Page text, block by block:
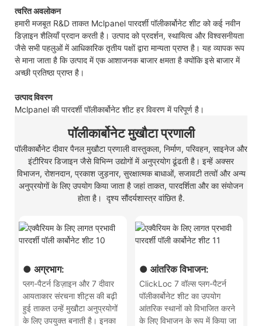
त्वरित अवलोकन
हमारी मजबूत R&D ताकत Mclpanel पारदर्शी पॉलीकार्बोनेट शीट को कई नवीन
डिज़ाइन शैलियाँ प्रदान करती है। उत्पाद को प्रदर्शन, स्थायित्व और विश्वसनीयता
जैसे सभी पहलुओं में आधिकारिक तृतीय पक्षों द्वारा मान्यता प्राप्त है। यह व्यापक रूप
से माना जाता है कि उत्पाद में एक आशाजनक बाजार क्षमता है क्योंकि इसे बाजार में
अच्छी प्रतिष्ठा प्राप्त है।
उत्पाद विवरण
Mclpanel की पारदर्शी पॉलीकार्बोनेट शीट हर विवरण में परिपूर्ण है।
पॉलीकार्बोनेट मुखौटा प्रणाली
पॉलीकार्बोनेट दीवार पैनल मुखौटा प्रणाली वास्तुकला, निर्माण, परिवहन, साइनेज और
इंटीरियर डिजाइन जैसे विभिन्न उद्योगों में अनुप्रयोग ढूंढती है। इन्हें अक्सर
विभाजन, रोशनदान, प्रकाश जुड़नार, सुरक्षात्मक बाधाओं, सजावटी तत्वों और अन्य
अनुप्रयोगों के लिए उपयोग किया जाता है जहां ताकत, पारदर्शिता और का संयोजन
होता है। दृश्य सौंदर्यशास्त्र वांछित है.
● अग्रभाग:
प्लग-पैटर्न डिज़ाइन और 7 दीवार
आयताकार संरचना शीट्स की बढ़ी
हुई ताकत उन्हें मुखौटा अनुप्रयोगों
के लिए उपयुक्त बनाती है। इनका
● आंतरिक विभाजन:
ClickLoc 7 वॉल्स प्लग-पैटर्न
पॉलीकार्बोनेट शीट का उपयोग
आंतरिक स्थानों को विभाजित करने
के लिए विभाजन के रूप में किया जा